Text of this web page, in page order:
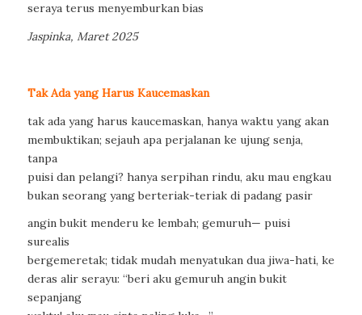
seraya terus menyemburkan bias
Jaspinka, Maret 2025
Tak Ada yang Harus Kaucemaskan
tak ada yang harus kaucemaskan, hanya waktu yang akan
membuktikan; sejauh apa perjalanan ke ujung senja,
tanpa
puisi dan pelangi? hanya serpihan rindu, aku mau engkau
bukan seorang yang berteriak-teriak di padang pasir
angin bukit menderu ke lembah; gemuruh— puisi
surealis
bergemeretak; tidak mudah menyatukan dua jiwa-hati, ke
deras alir serayu: “beri aku gemuruh angin bukit
sepanjang